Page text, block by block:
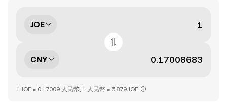
JOE
CNY
1 JOE = 0.17009 人民幣, 1 人民幣 = 5.879 JOE